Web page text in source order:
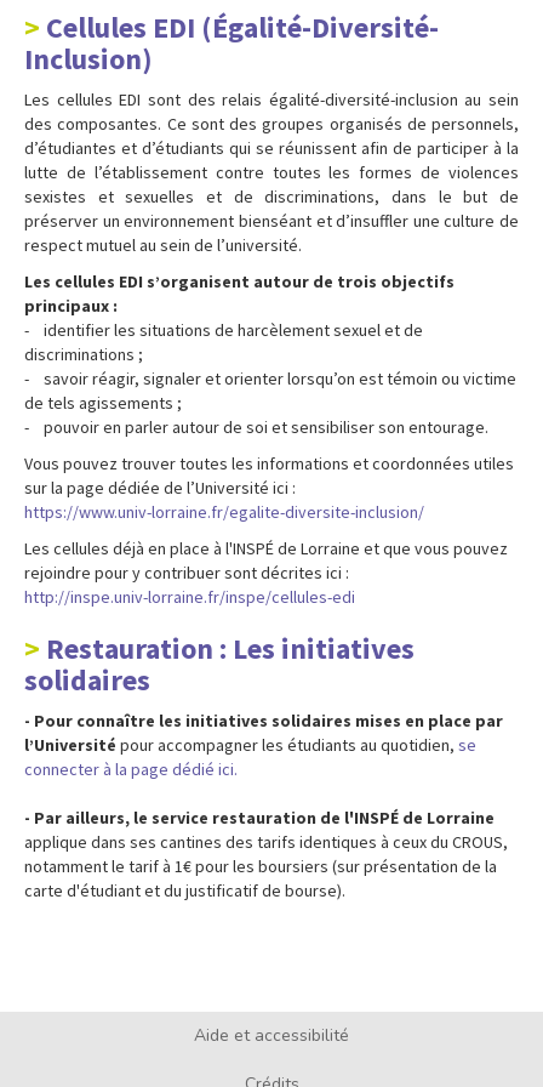
Cellules EDI (Égalité-Diversité-
Inclusion)
Les cellules EDI sont des relais égalité-diversité-inclusion au sein
des composantes. Ce sont des groupes organisés de personnels,
d’étudiantes et d’étudiants qui se réunissent afin de participer à la
lutte de l’établissement contre toutes les formes de violences
sexistes et sexuelles et de discriminations, dans le but de
préserver un environnement bienséant et d’insuffler une culture de
respect mutuel au sein de l’université.
Les cellules EDI s’organisent autour de trois objectifs
principaux :
- identifier les situations de harcèlement sexuel et de
discriminations ;
- savoir réagir, signaler et orienter lorsqu’on est témoin ou victime
de tels agissements ;
- pouvoir en parler autour de soi et sensibiliser son entourage.
Vous pouvez trouver toutes les informations et coordonnées utiles
sur la page dédiée de l’Université ici :
https://www.univ-lorraine.fr/egalite-diversite-inclusion/
Les cellules déjà en place à l'INSPÉ de Lorraine et que vous pouvez
rejoindre pour y contribuer sont décrites ici :
http://inspe.univ-lorraine.fr/inspe/cellules-edi
Restauration : Les initiatives
solidaires
- Pour connaître les initiatives solidaires mises en place par
l’Université pour accompagner les étudiants au quotidien, se
connecter à la page dédié ici.
- Par ailleurs, le service restauration de l'INSPÉ de Lorraine
applique dans ses cantines des tarifs identiques à ceux du CROUS,
notamment le tarif à 1€ pour les boursiers (sur présentation de la
carte d'étudiant et du justificatif de bourse).
Aide et accessibilité